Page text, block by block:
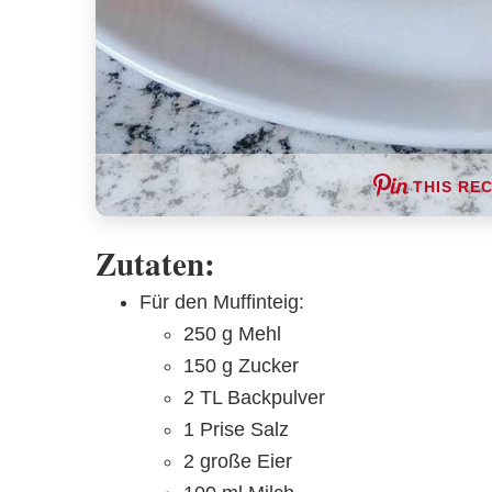
THIS
Zutaten:
Für den Muffinteig:
250 g Mehl
150 g Zucker
2 TL Backpulver
1 Prise Salz
2 große Eier